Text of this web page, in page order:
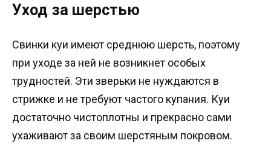
Уход за шерстью
Свинки куи имеют среднюю шерсть, поэтому
при уходе за ней не возникнет особых
трудностей. Эти зверьки не нуждаются в
стрижке и не требуют частого купания. Куи
достаточно чистоплотны и прекрасно сами
ухаживают за своим шерстяным покровом.